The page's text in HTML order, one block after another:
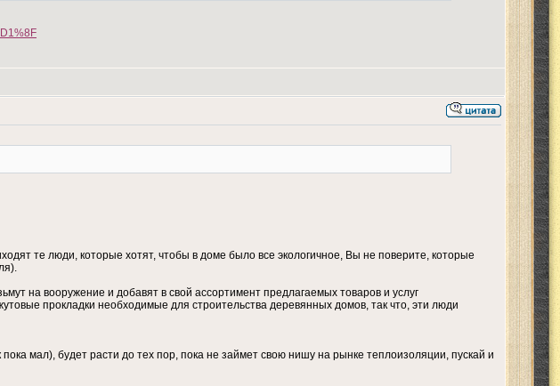
те люди, которые хотят, чтобы в доме было все экологичное, Вы не поверите, которые
на вооружение и добавят в свой ассортимент предлагаемых товаров и услуг
прокладки необходимые для строительства деревянных домов, так что, эти люди
мал), будет расти до тех пор, пока не займет свою нишу на рынке теплоизоляции, пускай и